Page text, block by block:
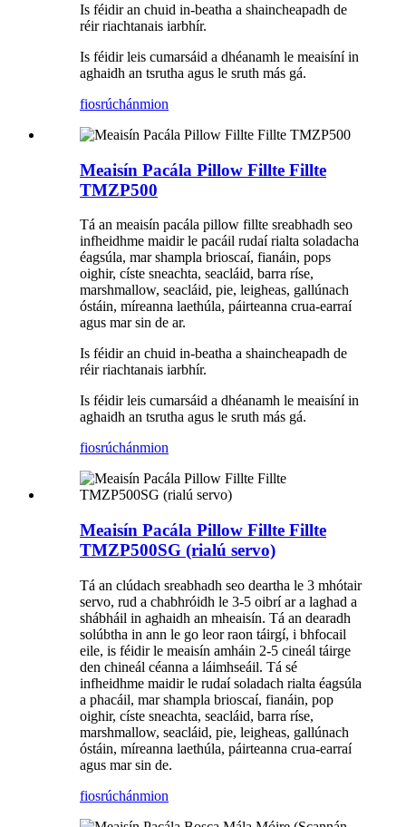
Is féidir an chuid in-beatha a shaincheapadh de
réir riachtanais iarbhír.
Is féidir leis cumarsáid a dhéanamh le meaisíní in
aghaidh an tsrutha agus le sruth más gá.
fiosrúchánmion
Meaisín Pacála Pillow Fillte Fillte
TMZP500
Tá an meaisín pacála pillow fillte sreabhadh seo
infheidhme maidir le pacáil rudaí rialta soladacha
éagsúla, mar shampla brioscaí, fianáin, pops
oighir, císte sneachta, seacláid, barra ríse,
marshmallow, seacláid, pie, leigheas, gallúnach
óstáin, míreanna laethúla, páirteanna crua-earraí
agus mar sin de ar.
Is féidir an chuid in-beatha a shaincheapadh de
réir riachtanais iarbhír.
Is féidir leis cumarsáid a dhéanamh le meaisíní in
aghaidh an tsrutha agus le sruth más gá.
fiosrúchánmion
Meaisín Pacála Pillow Fillte Fillte
TMZP500SG (rialú servo)
Tá an clúdach sreabhadh seo deartha le 3 mhótair
servo, rud a chabhróidh le 3-5 oibrí ar a laghad a
shábháil in aghaidh an mheaisín. Tá an dearadh
solúbtha in ann le go leor raon táirgí, i bhfocail
eile, is féidir le meaisín amháin 2-5 cineál táirge
den chineál céanna a láimhseáil. Tá sé
infheidhme maidir le rudaí soladach rialta éagsúla
a phacáil, mar shampla brioscaí, fianáin, pop
oighir, císte sneachta, seacláid, barra ríse,
marshmallow, seacláid, pie, leigheas, gallúnach
óstáin, míreanna laethúla, páirteanna crua-earraí
agus mar sin de.
fiosrúchánmion